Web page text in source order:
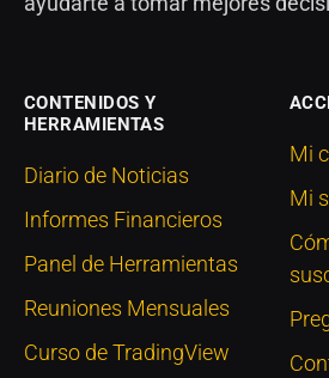
CONTENIDOS Y
HERRAMIENTAS
Diario de Noticias
Informes Financieros
Panel de Herramientas
Reuniones Mensuales
Curso de TradingView
Mi
Mi